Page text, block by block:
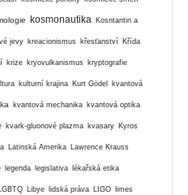
kosmonautika Kosntantin a
jevy kreacionismus křesťanství Křída
krize kryovulkanismus kryptografie
kulturní krajina Kurt Gödel kvantová
kvantová mechanika kvantová optika
kvark-gluonové plazma kvasary Kyros
Latinská Amerika Lawrence Krauss
legenda legislativa lékařská etika
LGBTQ Libye lidská práva LIGO limes